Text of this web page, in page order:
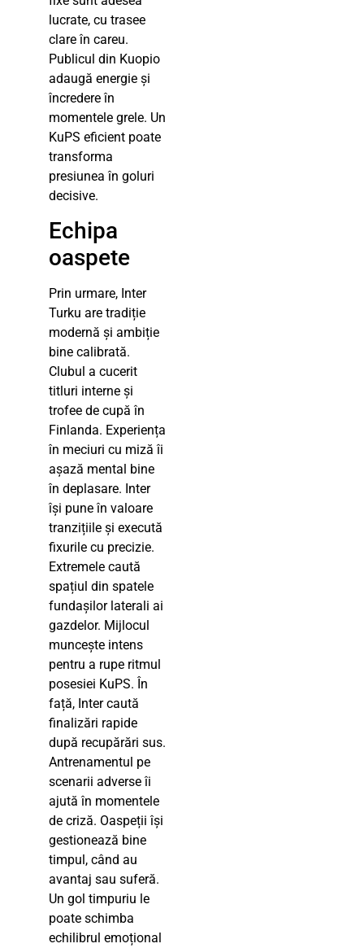
lucrate, cu trasee
clare în careu.
Publicul din Kuopio
adaugă energie și
încredere în
momentele grele. Un
KuPS eficient poate
transforma
presiunea în goluri
decisive.
Echipa
oaspete
Prin urmare, Inter
Turku are tradiție
modernă și ambiție
bine calibrată.
Clubul a cucerit
titluri interne și
trofee de cupă în
Finlanda. Experiența
în meciuri cu miză îi
așază mental bine
în deplasare. Inter
își pune în valoare
tranzițiile și execută
fixurile cu precizie.
Extremele caută
spațiul din spatele
fundașilor laterali ai
gazdelor. Mijlocul
muncește intens
pentru a rupe ritmul
posesiei KuPS. În
față, Inter caută
finalizări rapide
după recupărări sus.
Antrenamentul pe
scenarii adverse îi
ajută în momentele
de criză. Oaspeții își
gestionează bine
timpul, când au
avantaj sau suferă.
Un gol timpuriu le
poate schimba
echilibrul emoțional